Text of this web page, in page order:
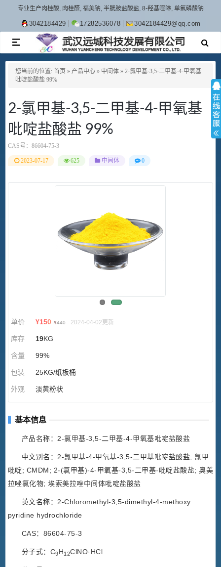
专业生产肉桂酸, 肉桂醛, 福美钠, 半胱胺盐酸盐, 8-羟基喹啉, 单氟磷酸钠
3042184429 17282536078 3042184429@qq.com
TOGGLE
NAVIGATION
您当前的位置: 首页 » 产品中心 » 中间体 » 2-氯甲基-3,5-二甲基-4-甲氧基
吡啶盐酸盐 99%
2-氯甲基-3,5-二甲基-4-甲氧基
吡啶盐酸盐 99%
CAS号： 86604-75-3
2023-07-17 625 中间体 0
单价 ¥150 ¥440 2024-04-02更新
库存 19KG
含量 99%
包装 25KG/纸板桶
外观 淡黄粉状
基本信息
产品名称：2-氯甲基-3,5-二甲基-4-甲氧基吡啶盐酸盐
中文别名：2-氯甲基-4-甲氧基-3,5-二甲基吡啶盐酸盐; 氯甲
吡啶; CMDM; 2-(氯甲基)-4-甲氧基-3,5-二甲基-吡啶盐酸盐; 奥美
拉唑氯化物; 埃索美拉唑中间体吡啶盐酸盐
英文名称：2-Chloromethyl-3,5-dimethyl-4-methoxy
pyridine hydrochloride
CAS：86604-75-3
分子式：C9H12ClNO·HCl